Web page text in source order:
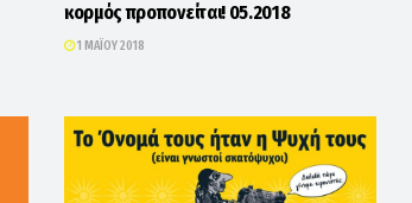
κορμός προπονείται! 05.2018
1 ΜΑΪ́ΟΥ 2018